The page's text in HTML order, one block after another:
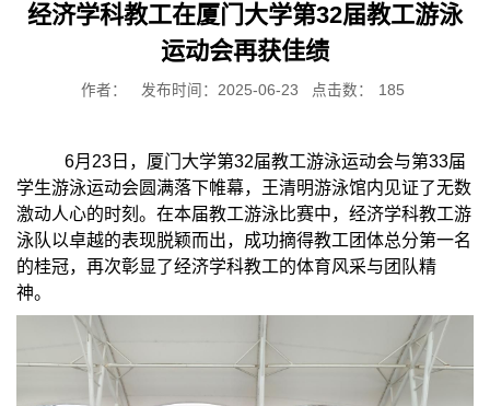
经济学科教工在厦门大学第32届教工游泳
运动会再获佳绩
作者： 发布时间：2025-06-23 点击数： 185
6月23日，厦门大学第32届教工游泳运动会与第33届
学生游泳运动会圆满落下帷幕，王清明游泳馆内见证了无数
激动人心的时刻 。在本届教工游泳比赛中，经济学科教工游
泳队以卓越的表现脱颖而出，成功摘得教工团体总分第一名
的桂冠，再次彰显了经济学科教工的体育风采与团队精
神。